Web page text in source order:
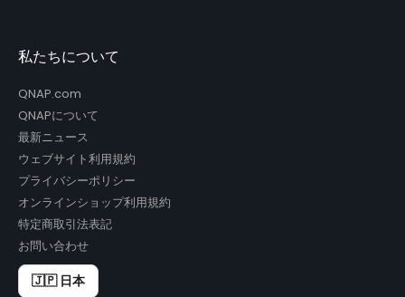
私たちについて
QNAP.com
QNAPについて
最新ニュース
ウェブサイト利用規約
プライバシーポリシー
オンラインショップ利用規約
特定商取引法表記
お問い合わせ
🇯🇵 日本